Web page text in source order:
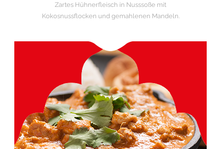
Zartes Hühnerfleisch in Nusssoße mit
Kokosnussflocken und gemahlenen Mandeln.